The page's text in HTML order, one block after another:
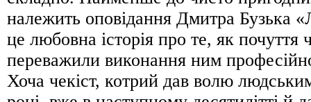
належить оповідання Дмитра Бузька
це любовна історія про те, як почуття
переважили виконання ним
Хоча чекіст, котрий дав волю